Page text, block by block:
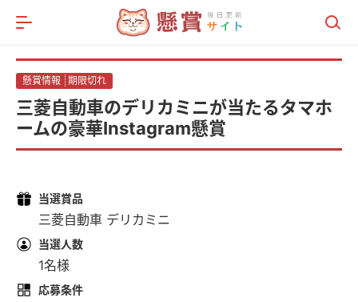
懸賞情報
ポイ活比較サイト
懸賞情報 期限切れ
三菱自動車のデリカミニが当たるタマホ
ームの豪華Instagram懸賞
当選賞品
三菱自動車 デリカミニ
当選人数
1名様
応募条件